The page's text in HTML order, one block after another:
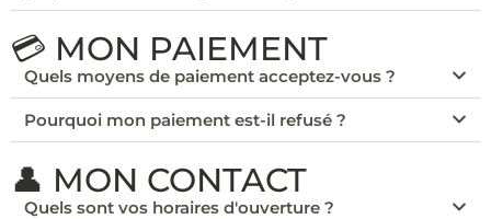
💳 MON PAIEMENT
Quels moyens de paiement acceptez-vous ?
Pourquoi mon paiement est-il refusé ?
👤 MON CONTACT
Quels sont vos horaires d'ouverture ?